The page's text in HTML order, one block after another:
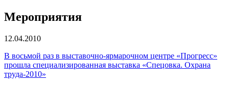
Мероприятия
12.04.2010
В восьмой раз в выставочно-ярмарочном центре «Прогресс»
прошла специализированная выставка «Спецовка. Охрана
труда-2010»